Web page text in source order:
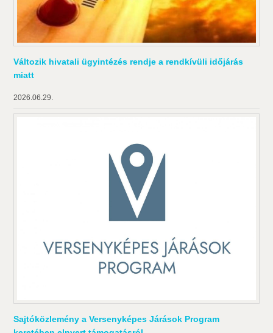
Változik hivatali ügyintézés rendje a rendkívüli időjárás
miatt
2026.06.29.
Sajtóközlemény a Versenyképes Járások Program